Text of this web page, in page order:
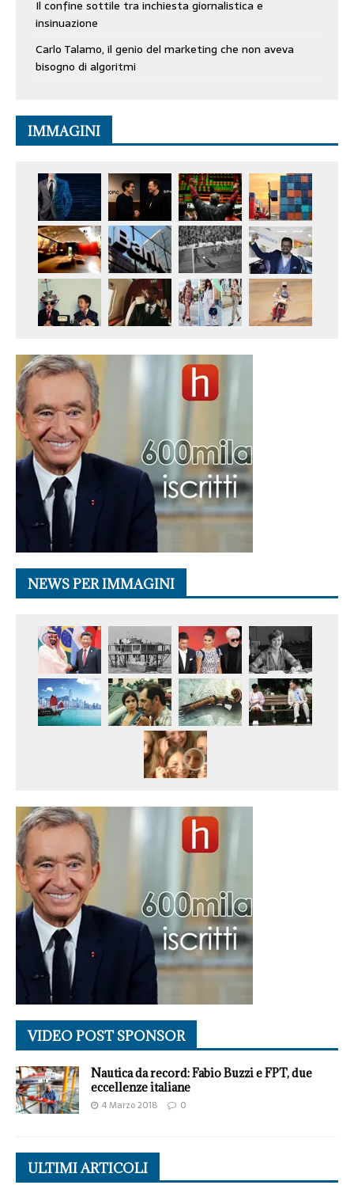
Il confine sottile tra inchiesta giornalistica e
insinuazione
Carlo Talamo, il genio del marketing che non aveva
bisogno di algoritmi
IMMAGINI
NEWS PER IMMAGINI
VIDEO POST SPONSOR
Nautica da record: Fabio Buzzi e FPT, due
eccellenze italiane
4 Marzo 2018 0
ULTIMI ARTICOLI